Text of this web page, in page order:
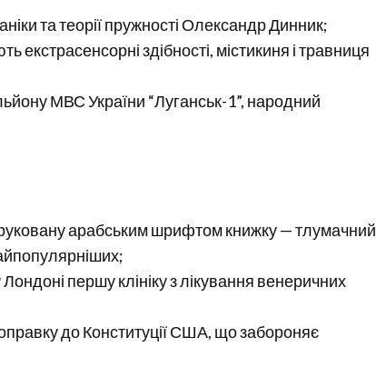
та теорії пружності Олександр Динник;
екстрасенсорні здібності, містикиня і травниця
МВС України “Луганськ-1”, народний
арабським шрифтом книжку — тлумачний
першу клініку з лікування венеричних
до Конституції США, що забороняє